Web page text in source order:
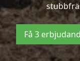
Få 3